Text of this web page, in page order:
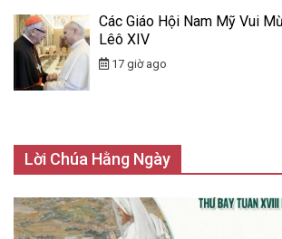
Các Giáo Hội Nam Mỹ Vui
Lêô XIV
17 giờ ago
Lời Chúa Hằng Ngày